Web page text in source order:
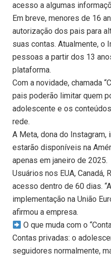
acesso a algumas
Em breve, menores de 16
autorização dos pais para
suas contas. Atualmente, o
pessoas a partir dos 13
plataforma.
Com a novidade, chamada
pais poderão limitar quem
adolescente e os
rede.
A Meta, dona do
estarão disponíveis na
apenas em janeiro de 2025.
Usuários nos EUA, Canadá,
acesso dentro de 60 dias.
implementação na União
afirmou a empresa.
O que muda com o
Contas privadas: o
seguidores normalmente,